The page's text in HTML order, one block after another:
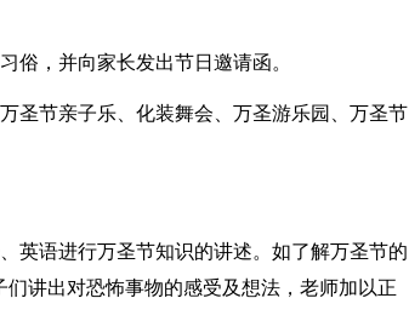
俗，并向家长发出节日邀请函。
圣节亲子乐、化装舞会、万圣游乐园、万圣节
英语进行万圣节知识的讲述。如了解万圣节的
讲出对恐怖事物的感受及想法，老师加以正